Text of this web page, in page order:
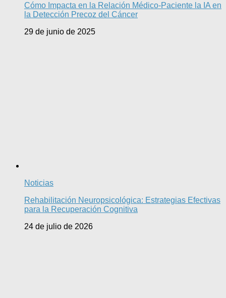
Cómo Impacta en la Relación Médico-Paciente la IA en
la Detección Precoz del Cáncer
29 de junio de 2025
Noticias
Rehabilitación Neuropsicológica: Estrategias Efectivas
para la Recuperación Cognitiva
24 de julio de 2026